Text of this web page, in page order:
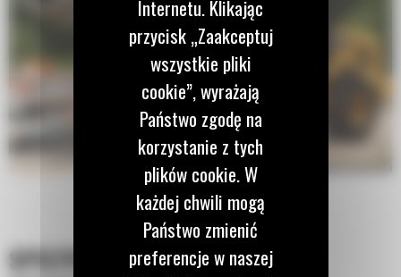
SPECYFIKACJA
Internetu. Klikając
przycisk „Zaakceptuj
wszystkie pliki
cookie”, wyrażają
Państwo zgodę na
korzystanie z tych
plików cookie. W
każdej chwili mogą
Państwo zmienić
preferencje w naszej